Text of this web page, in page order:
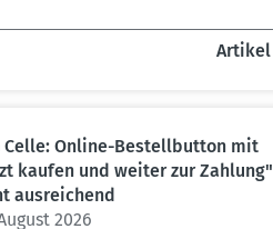
Celle: Online-Bestell­button mit
kaufen und weiter zur Zahlung"
ausrei­chend
2026